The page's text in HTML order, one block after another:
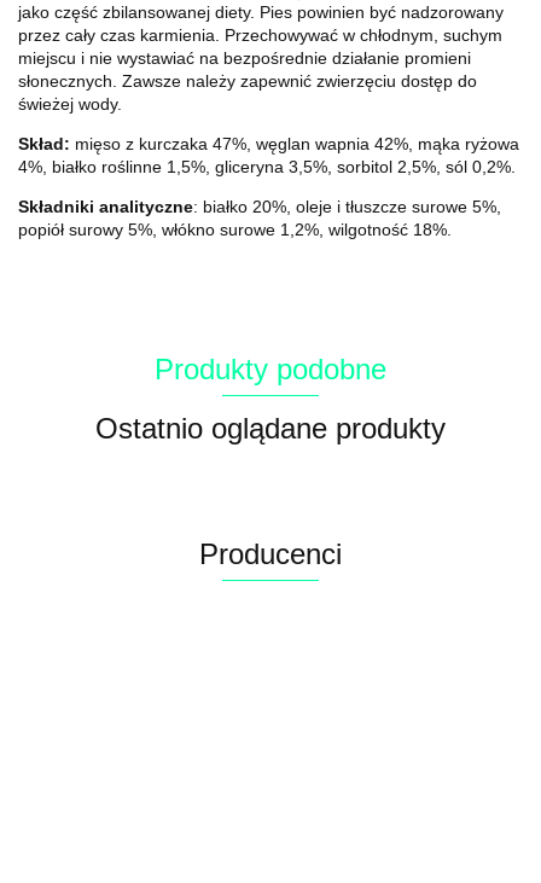
jako część zbilansowanej diety. Pies powinien być nadzorowany
przez cały czas karmienia. Przechowywać w chłodnym, suchym
miejscu i nie wystawiać na bezpośrednie działanie promieni
słonecznych. Zawsze należy zapewnić zwierzęciu dostęp do
świeżej wody.
Skład: mięso z kurczaka 47%, węglan wapnia 42%, mąka ryżowa
4%, białko roślinne 1,5%, gliceryna 3,5%, sorbitol 2,5%, sól 0,2%.
Składniki analityczne: białko 20%, oleje i tłuszcze surowe 5%,
popiół surowy 5%, włókno surowe 1,2%, wilgotność 18%.
Produkty podobne
Ostatnio oglądane produkty
Producenci